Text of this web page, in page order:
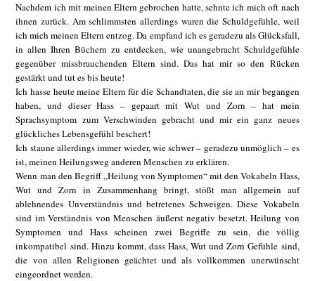
Nachdem ich mit meinen Eltern gebrochen hatte, sehnte ich mich oft nach
ihnen zurück. Am schlimmsten allerdings waren die Schuldgefühle, weil
ich mich meinen Eltern entzog. Da empfand ich es geradezu als Glücksfall,
in allen Ihren Büchern zu entdecken, wie unangebracht Schuldgefühle
gegenüber missbrauchenden Eltern sind. Das hat mir so den Rücken
gestärkt und tut es bis heute!
Ich hasse heute meine Eltern für die Schandtaten, die sie an mir begangen
haben, und dieser Hass – gepaart mit Wut und Zorn – hat mein
Sprachsymptom zum Verschwinden gebracht und mir ein ganz neues
glückliches Lebensgefühl beschert!
Ich staune allerdings immer wieder, wie schwer – geradezu unmöglich – es
ist, meinen Heilungsweg anderen Menschen zu erklären.
Wenn man den Begriff „Heilung von Symptomen“ mit den Vokabeln Hass,
Wut und Zorn in Zusammenhang bringt, stößt man allgemein auf
ablehnendes Unverständnis und betretenes Schweigen. Diese Vokabeln
sind im Verständnis von Menschen äußerst negativ besetzt. Heilung von
Symptomen und Hass scheinen zwei Begriffe zu sein, die völlig
inkompatibel sind. Hinzu kommt, dass Hass, Wut und Zorn Gefühle sind,
die von allen Religionen geächtet und als vollkommen unerwünscht
eingeordnet werden.